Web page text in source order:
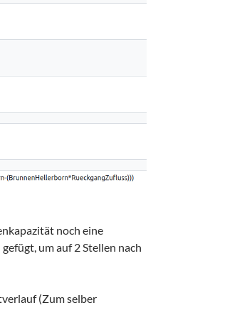
noch eine
um auf 2 Stellen nach
(Zum selber